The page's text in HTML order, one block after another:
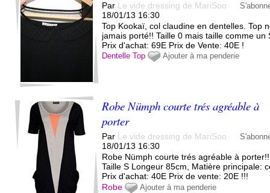
Par Le vide dressing de MariSoo
18/01/13 16:30
Top Kookaï, col claudine en dentelles. Top
jamais porté!! Taille 0 mais taille comme un
Prix d'achat: 69E Prix de Vente: 40E !
Dentelle Top Ajouter à ma penderie
Robe Nümph courte trés agréable à
porter
Par Le vide dressing de MariSoo
18/01/13 16:30
Robe Nümph courte trés agréable à porter!!
Taille S Longeur 85cm, Matière principale:
Prix d'achat: 40E Prix de vente: 20E !!!
Robe
Ajouter à ma penderie